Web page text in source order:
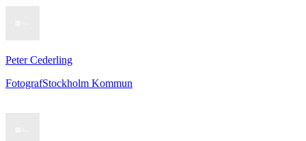
Peter Cederling
FotografStockholm Kommun